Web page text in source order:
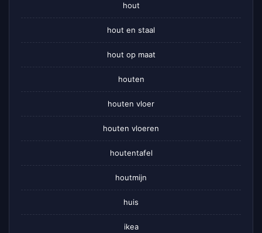
hout
hout en staal
hout op maat
houten
houten vloer
houten vloeren
houtentafel
houtmijn
huis
ikea